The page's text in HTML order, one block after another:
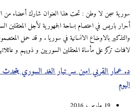
سورية سجن لا وطن : تحت هذا العنوان شارك أعضاء من
أحرار باريس في اعتصام بساحة الجمهورية لأجل المعتقلين
والتذكير بالاوضاع الانسانية في سوريا . و قد حمل
لافتات تركز على مأساة المعتقلين السوريين و ذويهم و عائلاتهم
د. عمار القربي امين سر تيار الغد السوري يتحدث
اليوم